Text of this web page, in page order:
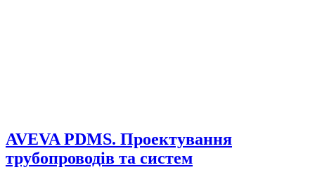
AVEVA PDMS. Проектування
трубопроводів та систем